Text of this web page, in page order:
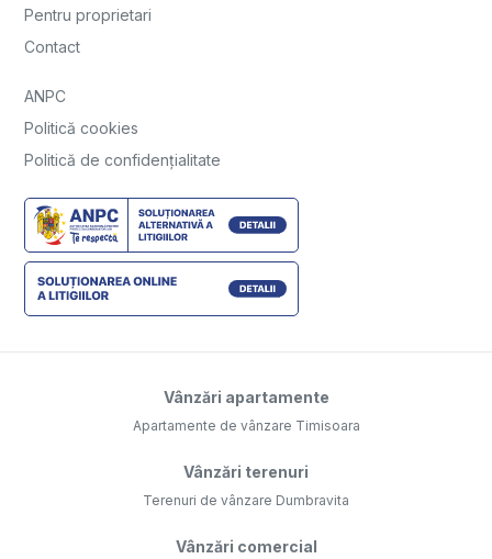
Pentru proprietari
Contact
ANPC
Politică cookies
Politică de confidențialitate
Vânzări apartamente
Apartamente de vânzare Timisoara
Vânzări terenuri
Terenuri de vânzare Dumbravita
Vânzări comercial